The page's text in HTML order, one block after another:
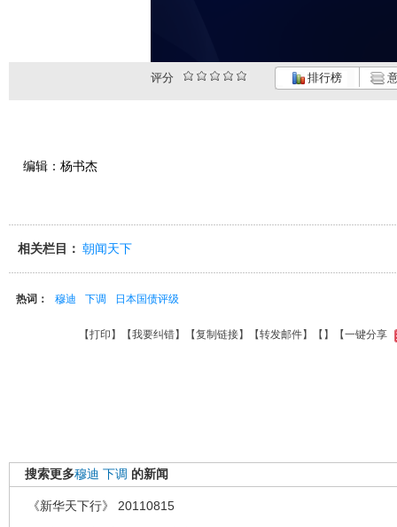
评分 排行榜
编辑：杨书杰
相关栏目： 朝闻天下
热词： 穆迪 下调 日本国债评级
【打印 】【我要纠错】【复制链接】【转发邮件】【 】 【一键分享
搜索更多穆迪 下调 的新闻
《新华天下行》 20110815